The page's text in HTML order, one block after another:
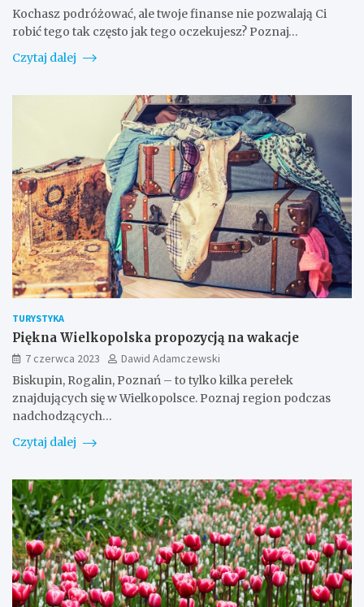
Kochasz podróżować, ale twoje finanse nie pozwalają Ci
robić tego tak często jak tego oczekujesz? Poznaj…
Czytaj dalej
TURYSTYKA
Piękna Wielkopolska propozycją na wakacje
7 czerwca 2023
Dawid Adamczewski
Biskupin, Rogalin, Poznań – to tylko kilka perełek
znajdujących się w Wielkopolsce. Poznaj region podczas
nadchodzących…
Czytaj dalej